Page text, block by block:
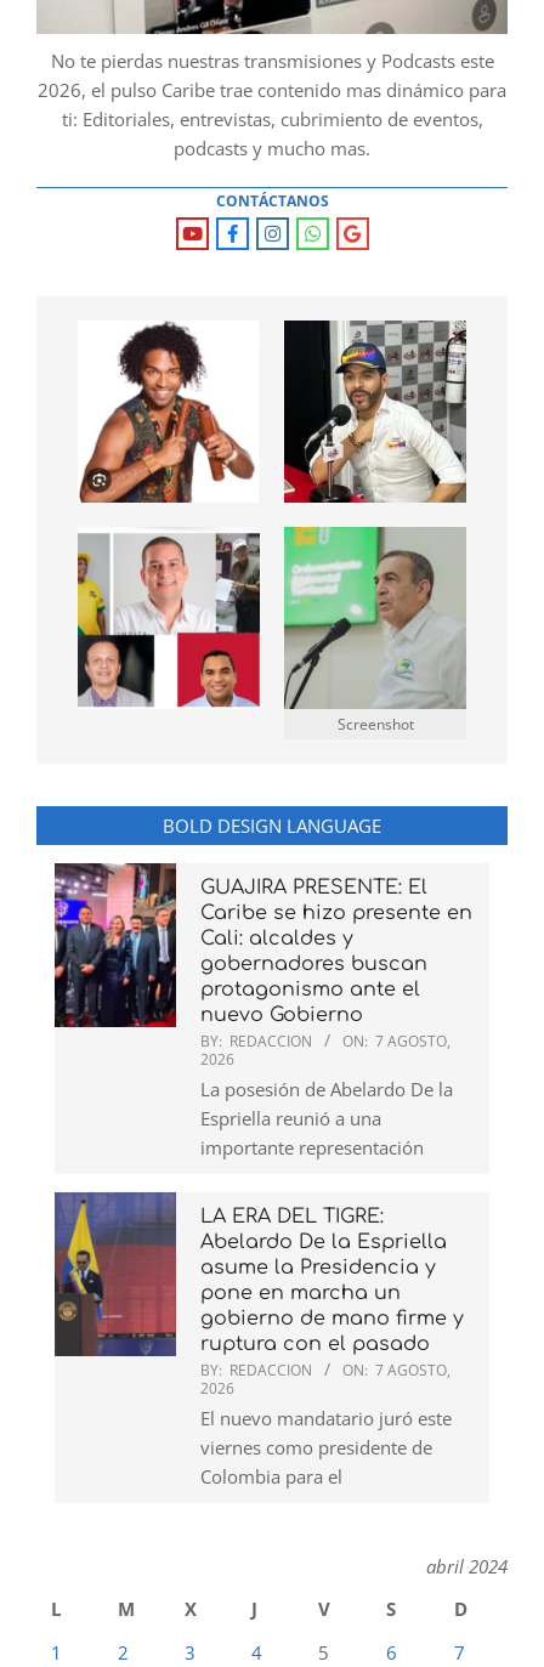
No te pierdas nuestras transmisiones y Podcasts este
2026, el pulso Caribe trae contenido mas dinámico para
ti: Editoriales, entrevistas, cubrimiento de eventos,
podcasts y mucho mas.
CONTÁCTANOS
Screenshot
BOLD DESIGN LANGUAGE
GUAJIRA PRESENTE: El
Caribe se hizo presente en
Cali: alcaldes y
gobernadores buscan
protagonismo ante el
nuevo Gobierno
BY: REDACCION ON: 7 AGOSTO,
2026
La posesión de Abelardo De la
Espriella reunió a una
importante representación
LA ERA DEL TIGRE:
Abelardo De la Espriella
asume la Presidencia y
pone en marcha un
gobierno de mano firme y
ruptura con el pasado
BY: REDACCION ON: 7 AGOSTO,
2026
El nuevo mandatario juró este
viernes como presidente de
Colombia para el
abril 2024
L
M X J V S
D
1
2 3 4 5 6
7